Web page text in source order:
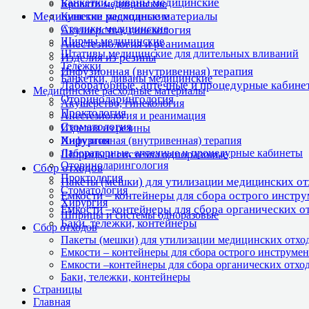
Медицинские расходные материалы
Акушерство, гинекология
Анестезиология и реанимация
Изделия из резины
Инфузионная (внутривенная) терапия
Лабораторные, аптечные и процедурные
Оториноларингология
Проктология
Стоматология
Хирургия
Шприцы и системы одноразовые
Сбор отходов
Пакеты (мешки) для утилизации медицинских
Емкости – контейнеры для сбора острого
Емкости –контейнеры для сбора органических
Баки, тележки, контейнеры
Кровати медицинские
Кушетки медицинские
Столики медицинские
Ширмы медицинские
Штативы медицинские для длительных вливаний
Тележки
Банкетки, диваны медицинские
Медицинские расходные материалы
Акушерство, гинекология
Анестезиология и реанимация
Изделия из резины
Инфузионная (внутривенная) терапия
Лабораторные, аптечные и процедурные кабинеты
Оториноларингология
Проктология
Стоматология
Хирургия
Шприцы и системы одноразовые
Сбор отходов
Пакеты (мешки) для утилизации медицинских
Емкости – контейнеры для сбора острого
Емкости –контейнеры для сбора органических
Баки, тележки, контейнеры
Страницы
Главная